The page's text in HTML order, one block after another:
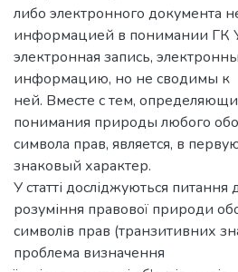
либо электронного документа
информацией в понимании ГК
электронная запись,
информацию, но не сводимы к
ней. Вместе с тем,
понимания природы любого
символа прав, является, в
знаковый характер.
У статті досліджуються
розуміння правової природи
символів прав (транзитивних
проблема визначення